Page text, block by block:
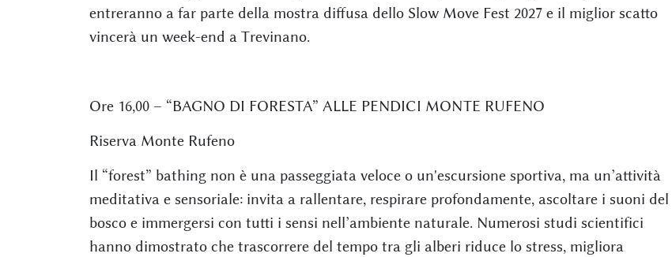
entreranno a far parte della mostra diffusa dello Slow Move Fest 2027 e il miglior scatto
vincerà un week-end a Trevinano.
Ore 16,00 – “BAGNO DI FORESTA” ALLE PENDICI MONTE RUFENO
Riserva Monte Rufeno
Il “forest” bathing non è una passeggiata veloce o un'escursione sportiva, ma un’attività
meditativa e sensoriale: invita a rallentare, respirare profondamente, ascoltare i suoni del
bosco e immergersi con tutti i sensi nell’ambiente naturale. Numerosi studi scientifici
hanno dimostrato che trascorrere del tempo tra gli alberi riduce lo stress, migliora